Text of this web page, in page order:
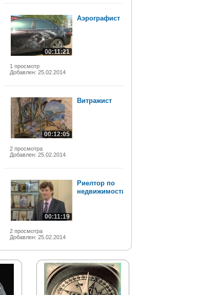
00:11:21
1 просмотр
Добавлен: 25.02.2014
Аэрографист
00:12:05
2 просмотра
Добавлен: 25.02.2014
Витражист
00:11:19
2 просмотра
Добавлен: 25.02.2014
Риелтор по
недвижимости